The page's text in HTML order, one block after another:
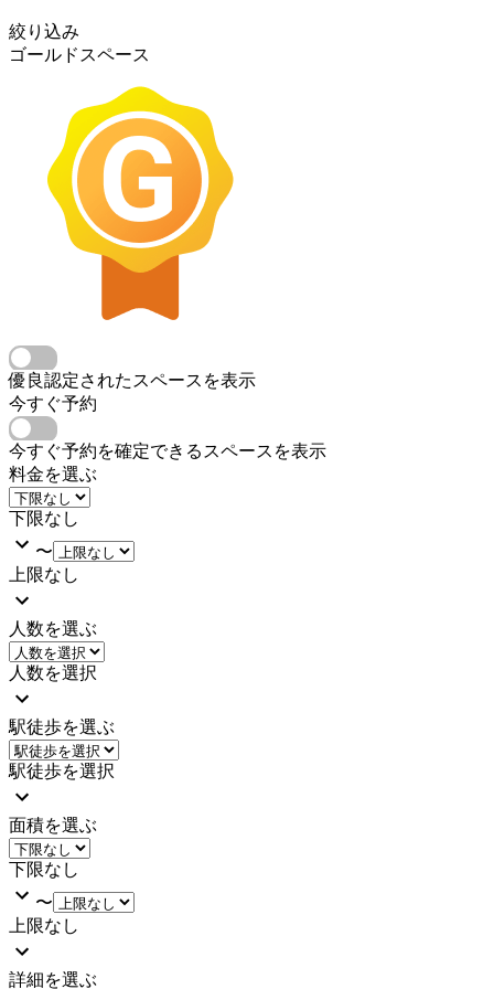
絞り込み
ゴールドスペース
優良認定されたスペースを表示
今すぐ予約
今すぐ予約を確定できるスペースを表示
料金を選ぶ
下限なし
〜
上限なし
人数を選ぶ
人数を選択
駅徒歩を選ぶ
駅徒歩を選択
面積を選ぶ
下限なし
〜
上限なし
詳細を選ぶ